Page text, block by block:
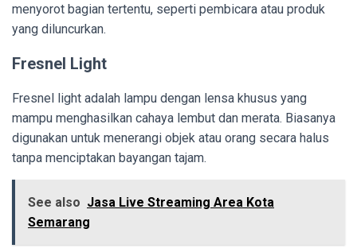
menyorot bagian tertentu, seperti pembicara atau produk
yang diluncurkan.
Fresnel Light
Fresnel light adalah lampu dengan lensa khusus yang
mampu menghasilkan cahaya lembut dan merata. Biasanya
digunakan untuk menerangi objek atau orang secara halus
tanpa menciptakan bayangan tajam.
See also Jasa Live Streaming Area Kota
Semarang